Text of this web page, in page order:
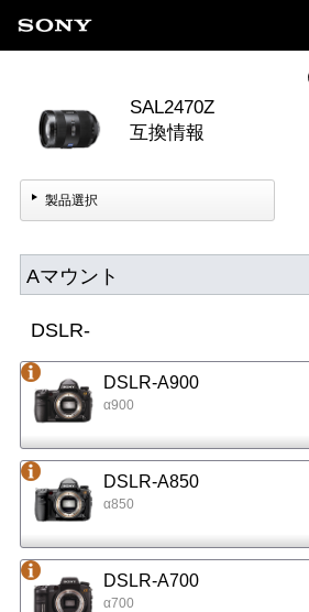
SAL2470Z
互換情報
製品選択
Aマウント
DSLR-
DSLR-A900
α900
DSLR-A850
α850
DSLR-A700
α700